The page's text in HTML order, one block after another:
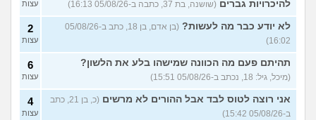
של המכללה האקדמית וינגייט
(מתלבט לגבי תואר, בן 28)
עצות
לימודים מסלול בוקר או ערב?
(אנונימית, בת 27)
3
עצות
אילו יחידות טכנולוגיות יש?
(אנונימי, בן 17)
2
עצות
החיים בתור סטודנט לרפואה
(אנונימי, בן 20)
9
עצות
להיכרויות גברים (שושנה, בת 37, כתבה ב-05/08/26 16:13) עצות
לא יודע כבר מה לעשות?
(בן אדם, בן 18, כתב ב-05/08/26
16:02)
2
עצות
תהיתם פעם מה הכוונה שמישהו בלע את הלשון?
(מיכל, גיל: 18, נכתב ב-05/08/26 15:51)
6
עצות
אני רוצה לטוס לבד אבל ההורים לא מרשים
(כ, בן 21, כתב
ב-05/08/26 15:42)
4
עצות